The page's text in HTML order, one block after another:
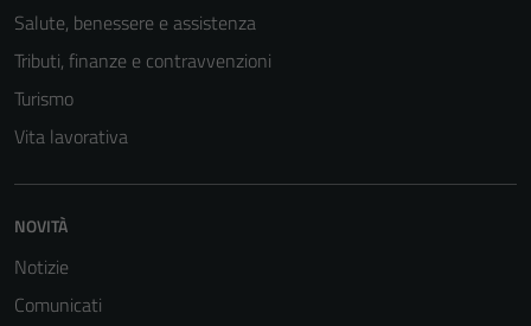
Salute, benessere e assistenza
Tributi, finanze e contravvenzioni
Turismo
Vita lavorativa
NOVITÀ
Notizie
Comunicati